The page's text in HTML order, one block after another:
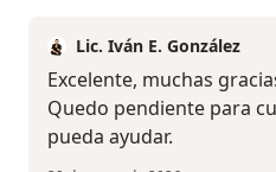
Lic. Iván E. González
Excelente, muchas
Quedo pendiente para
pueda ayudar.